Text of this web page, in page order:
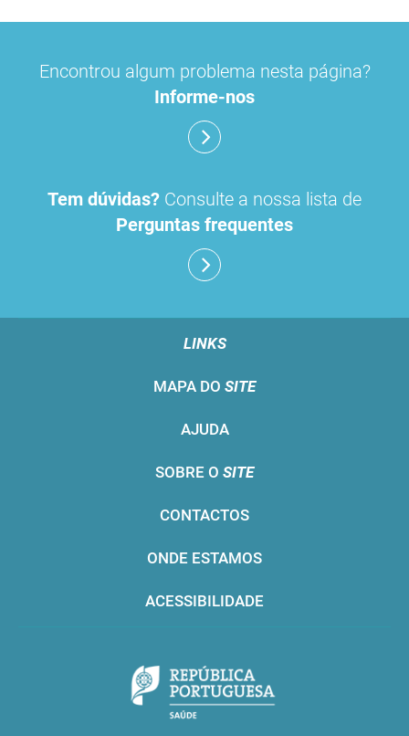
Encontrou algum problema nesta página?
Informe-nos
Tem dúvidas? Consulte a nossa lista de
Perguntas frequentes
LINKS
MAPA DO SITE
AJUDA
SOBRE O SITE
CONTACTOS
ONDE ESTAMOS
ACESSIBILIDADE